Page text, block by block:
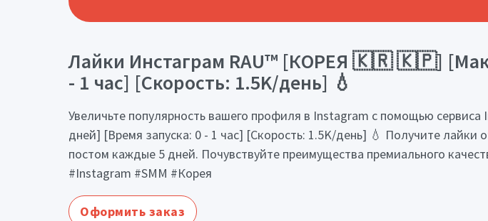
Лайки Инстаграм RAU™ [КОРЕЯ 🇰🇷 🇰🇵]
- 1 час] [Скорость: 1.5K/день] 💧
Увеличьте популярность вашего профиля в Instagram с помощью
дней] [Время запуска: 0 - 1 час] [Скорость: 1.5K/день] 💧 Получите лайки
постом каждые 5 дней. Почувствуйте преимущества премиального
#Instagram #SMM #Корея
Оформить заказ